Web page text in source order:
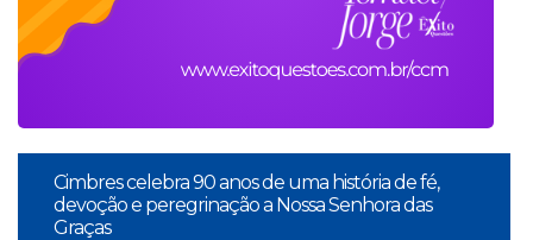
Cimbres celebra 90 anos de uma história de fé,
devoção e peregrinação a Nossa Senhora das
Graças